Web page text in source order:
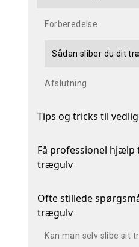
Forberedelse
Sådan sliber du dit
Afslutning
Tips og tricks til
Få professionel hjælp
trægulv
Ofte stillede
trægulv
Kan man selv slibe sit